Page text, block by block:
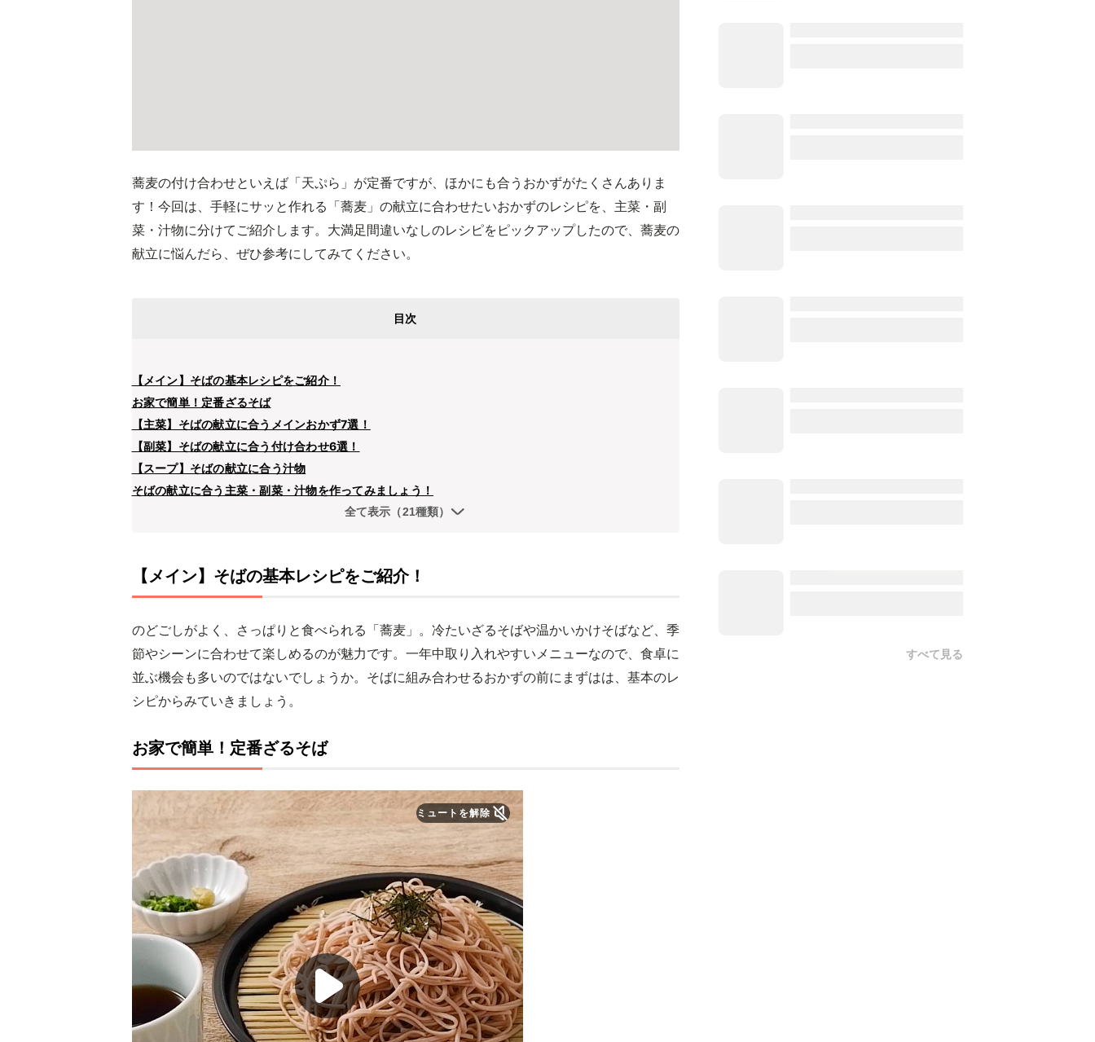
蕎麦の付け合わせといえば「天ぷら」が定番ですが、ほかにも合うおかずがたくさんありま
す！今回は、手軽にサッと作れる「蕎麦」の献立に合わせたいおかずのレシピを、主菜・副
菜・汁物に分けてご紹介します。大満足間違いなしのレシピをピックアップしたので、蕎麦の
献立に悩んだら、ぜひ参考にしてみてください。
目次
【メイン】そばの基本レシピをご紹介！
お家で簡単！定番ざるそば
【主菜】そばの献立に合うメインおかず7選！
【副菜】そばの献立に合う付け合わせ6選！
【スープ】そばの献立に合う汁物
そばの献立に合う主菜・副菜・汁物を作ってみましょう！
全て表示（21種類）
【メイン】そばの基本レシピをご紹介！
のどごしがよく、さっぱりと食べられる「蕎麦」。冷たいざるそばや温かいかけそばなど、季
節やシーンに合わせて楽しめるのが魅力です。一年中取り入れやすいメニューなので、食卓に
並ぶ機会も多いのではないでしょうか。そばに組み合わせるおかずの前にまずはは、基本のレ
シピからみていきましょう。
お家で簡単！定番ざるそば
ミュートを解除
すべて見る